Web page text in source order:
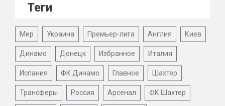
Теги
Мир Украина Премьер-лига Англия Киев
Динамо Донецк Избранное Италия
Испания ФК Динамо Главное Шахтер
Трансферы Россия Арсенал ФК Шахтер